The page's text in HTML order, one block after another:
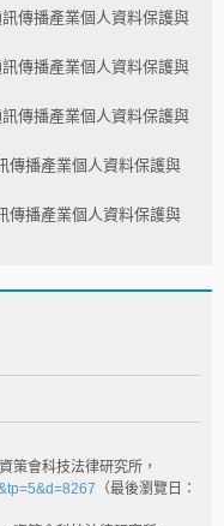
傳播產業個人資料保護與
傳播產業個人資料保護與
傳播產業個人資料保護與
傳播產業個人資料保護與
傳播產業個人資料保護與
策會科技法律研究所，
（最後瀏覽日：